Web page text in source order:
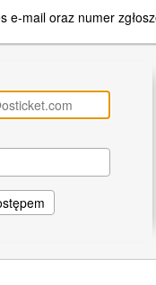
e-mail oraz numer